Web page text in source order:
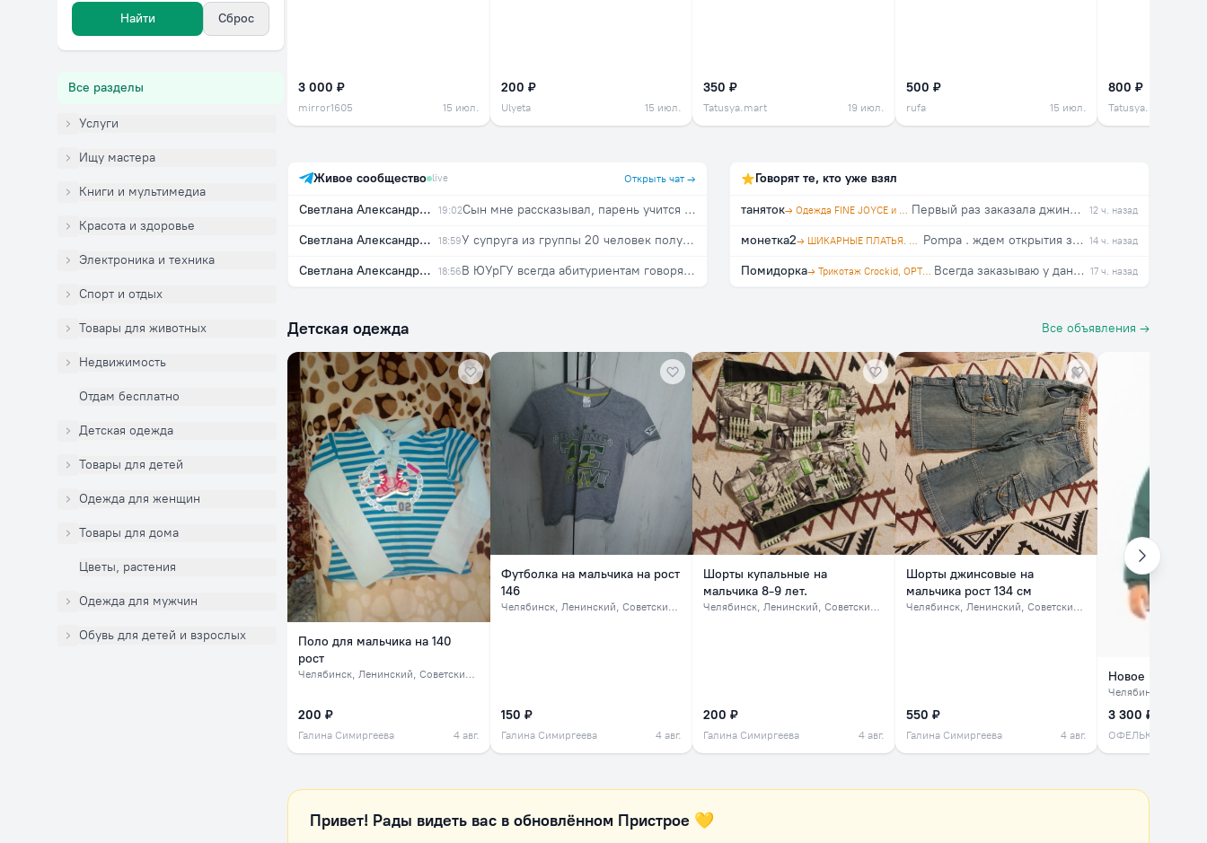
Найти Сброс
Все разделы
Услуги
Ищу мастера
Книги и мультимедиа
Красота и здоровье
Электроника и техника
Спорт и отдых
Товары для животных
Недвижимость
Отдам бесплатно
Детская одежда
Товары для детей
Одежда для женщин
Товары для дома
Цветы, растения
Одежда для мужчин
Обувь для детей и взрослых
3 000 ₽
mirror1605 15 июл.
200 ₽
Ulyeta 15 июл.
350 ₽
Tatusya.mart 19 июл.
500 ₽
rufa 15 июл.
800 ₽
Tatusya.mart
Живое сообщество live Открыть чат →
Светлана Александровна 19:02
Сын мне рассказывал, парень учится у них, из рабочей семьи. Мать была против поступления в ВУЗ(парень поступил). Говорила ему после школы идти работать на завод. Как-то так.
Светлана Александровна
18:59
У супруга из группы 20 человек получили диплом 8. Более 20 лет назад. И один из них был очень умный парень из деревни, не хватало денег, приходилось работать и много пропускать. Был самым лучшим в группе. И так бывает.
Светлана Александровна
18:56 В ЮУрГУ всегда абитуриентам говоря не расстраиваться, что можно после первого курса перевестись на др. факультет. Смотрю по вакантным местам в ЮУрГУ с каждым курсом всё больше свободных мест и больше!
Говорят те, кто уже взял
таняток → Одежда FINE JOYCE и PRIMM. Агент polosataya karamel Первый раз заказала джинсы в этой закупке, на свой 46, взяла 29. Организатор оперативно отвечает на вопросы. Спасибо!!! 12 ч. назад
монетка2 → ШИКАРНЫЕ ПЛАТЬЯ. Агент Натусёна Pompa . ждем открытия закупки!!! 14 ч. назад
Помидорка → Трикотаж Crockid, OPTOP™, trikozza Всегда заказываю у данного поставщика. Качество отличное, всем довольна! 17 ч. назад
Детская одежда Все объявления →
Поло для мальчика на 140
рост
Челябинск, Ленинский, Советский, северок
200 ₽
Галина Симиргеева 4 авг.
Футболка на мальчика на рост
146
Челябинск, Ленинский, Советский, северок
150 ₽
Галина Симиргеева 4 авг.
Шорты купальные на
мальчика 8-9 лет.
Челябинск , Ленинский, Советский, северок
200 ₽
Галина Симиргеева 4 авг.
Шорты джинсовые на
мальчика рост 134 см
Челябинск, Ленинский, Советский, северок
550 ₽
Галина Симиргеева 4 авг.
Новое пальто
Челябинск
3 300 ₽
ОФЕЛЬКА
Привет! Рады видеть вас в обновлённом Пристрое 💛